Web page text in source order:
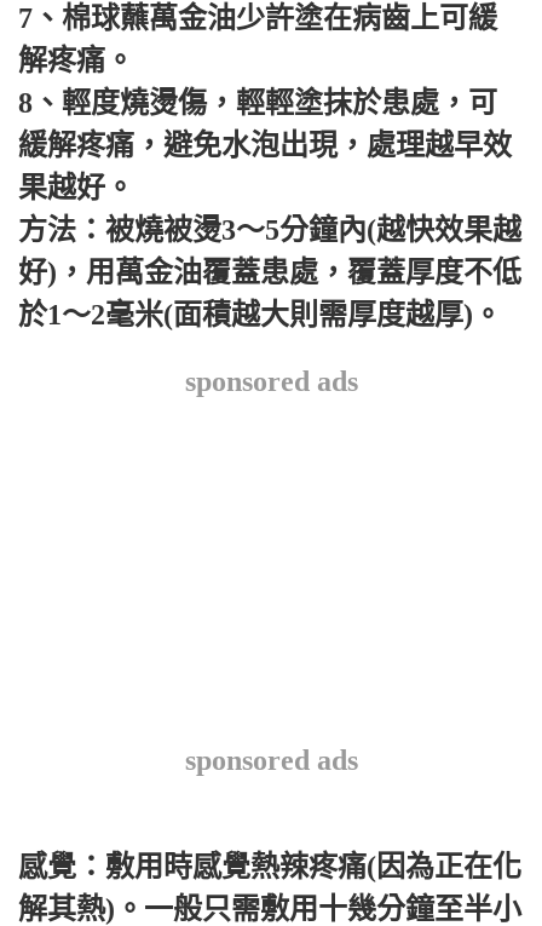
7、棉球蘸萬金油少許塗在病齒上可緩
解疼痛。
8、輕度燒燙傷，輕輕塗抹於患處，可
緩解疼痛，避免水泡出現，處理越早效
果越好。
方法：被燒被燙3～5分鐘內(越快效果越
好)，用萬金油覆蓋患處，覆蓋厚度不低
於1～2毫米(面積越大則需厚度越厚)。
sponsored ads
sponsored ads
感覺：敷用時感覺熱辣疼痛(因為正在化
解其熱)。一般只需敷用十幾分鐘至半小